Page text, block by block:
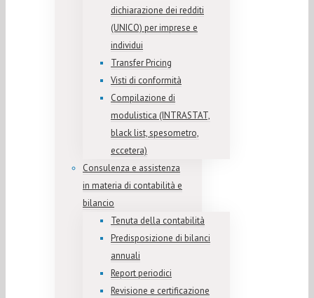
dichiarazione dei redditi
(UNICO) per imprese e
individui
Transfer Pricing
Visti di conformità
Compilazione di
modulistica (INTRASTAT,
black list, spesometro,
eccetera)
Consulenza e assistenza
in materia di contabilità e
bilancio
Tenuta della contabilità
Predisposizione di bilanci
annuali
Report periodici
Revisione e certificazione